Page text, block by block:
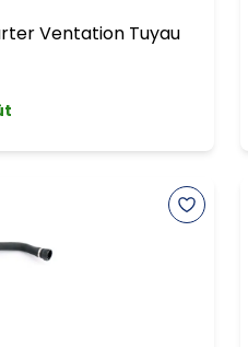
Ventation Tuyau